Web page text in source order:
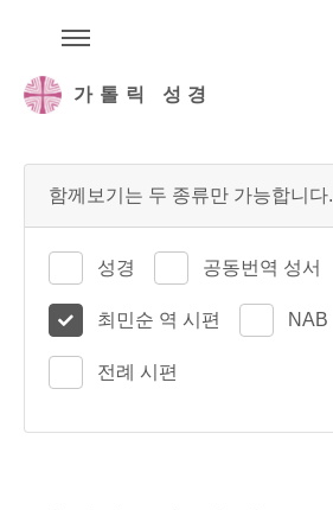
가톨릭 성경
함께보기는 두 종류만 가능합니다.
성경 공동번역 성서
최민순 역 시편 NAB
전례 시편